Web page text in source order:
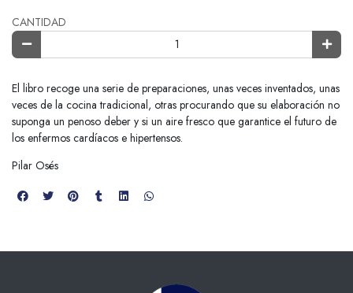
CANTIDAD
El libro recoge una serie de preparaciones, unas veces inventados, unas
veces de la cocina tradicional, otras procurando que su elaboración no
suponga un penoso deber y si un aire fresco que garantice el futuro de
los enfermos cardíacos e hipertensos.
Pilar Osés